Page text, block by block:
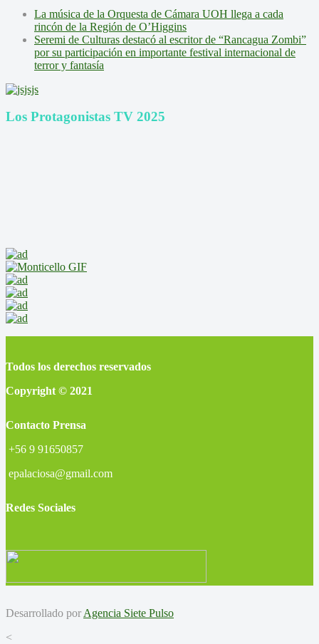
La música de la Orquesta de Cámara UOH llega a cada
rincón de la Región de O’Higgins
Seremi de Culturas destacó al escritor de “Rancagua Zombi”
por su participación en importante festival internacional de
terror y fantasía
Los Protagonistas TV 2025
Todos los derechos reservados
Copyright © 2021
Contacto Prensa
+56 9 91650857
epalaciosa@gmail.com
Redes Sociales
Desarrollado por Agencia Siete Pulso
<